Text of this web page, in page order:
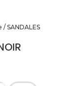
/ SANDALES